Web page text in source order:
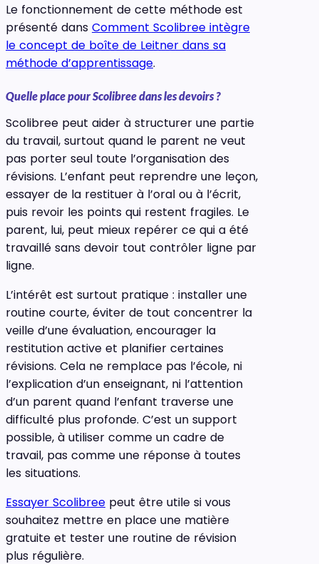
Le fonctionnement de cette méthode est
présenté dans Comment Scolibree intègre
le concept de boîte de Leitner dans sa
méthode d’apprentissage.
Quelle place pour Scolibree dans les devoirs ?
Scolibree peut aider à structurer une partie
du travail, surtout quand le parent ne veut
pas porter seul toute l’organisation des
révisions. L’enfant peut reprendre une leçon,
essayer de la restituer à l’oral ou à l’écrit,
puis revoir les points qui restent fragiles. Le
parent, lui, peut mieux repérer ce qui a été
travaillé sans devoir tout contrôler ligne par
ligne.
L’intérêt est surtout pratique : installer une
routine courte, éviter de tout concentrer la
veille d’une évaluation, encourager la
restitution active et planifier certaines
révisions. Cela ne remplace pas l’école, ni
l’explication d’un enseignant, ni l’attention
d’un parent quand l’enfant traverse une
difficulté plus profonde. C’est un support
possible, à utiliser comme un cadre de
travail, pas comme une réponse à toutes
les situations.
Essayer Scolibree peut être utile si vous
souhaitez mettre en place une matière
gratuite et tester une routine de révision
plus régulière.